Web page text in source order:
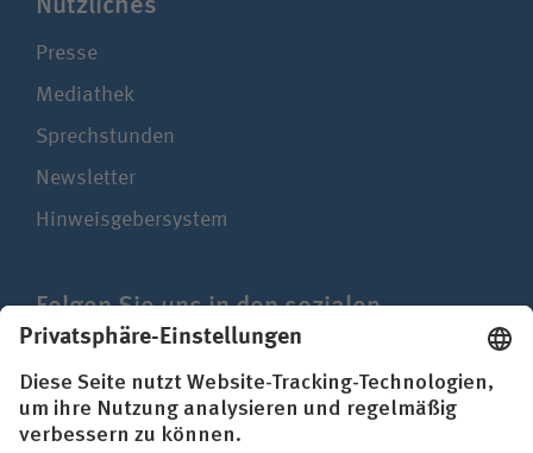
Presse
Mediathek
Sprechstunden
Newsletter
Hinweisgebersystem
Folgen Sie uns in den sozialen
Netzwerken